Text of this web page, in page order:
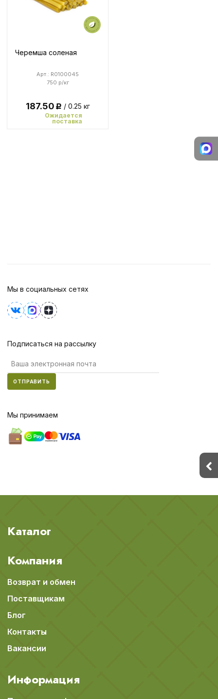
Черемша соленая
750 р/кг
Арт.: R0100045
187.50Р / 0.25 кг
Ожидается
поставка
Мы в социальных сетях
Подписаться на рассылку
ОТПРАВИТЬ
Мы принимаем
Каталог
Компания
Возврат и обмен
Поставщикам
Блог
Контакты
Вакансии
Информация